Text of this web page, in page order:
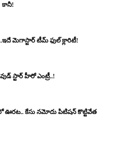
కానీ!
మెగాస్టార్ టీమ్ ఫుల్ క్లారిటీ!
స్టార్ హీరో ఎంట్రీ..!
ఊరట.. కేసు నమోదు పిటిషన్ కొట్టివేత